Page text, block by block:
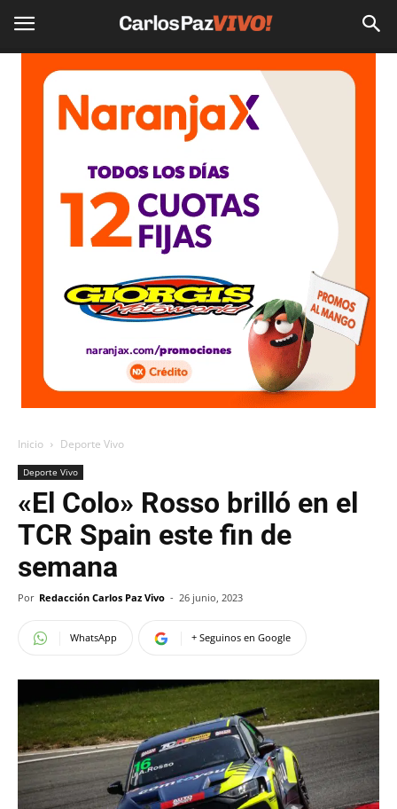
Inicio Deporte Vivo
Deporte Vivo
«El Colo» Rosso brilló en el
TCR Spain este fin de
semana
Por Redacción Carlos Paz Vivo - 26 junio, 2023
WhatsApp + Seguinos en Google